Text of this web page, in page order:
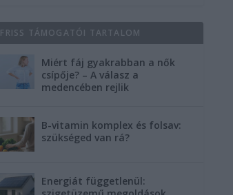
FRISS TÁMOGATÓI TARTALOM
Miért fáj gyakrabban a nők
csípője? – A válasz a
medencében rejlik
B-vitamin komplex és folsav:
szükséged van rá?
Energiát függetlenül: